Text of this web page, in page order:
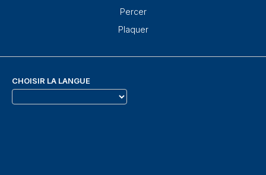
Percer
Plaquer
CHOISIR LA LANGUE